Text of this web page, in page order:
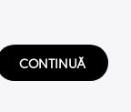
CONTINUĂ